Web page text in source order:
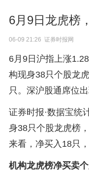
6月9日龙虎榜
06-09 21:26 证券时报网
6月9日沪指上涨
构现身38只个股龙
只。深沪股通席位
证券时报·数据宝统
身38只个股龙虎榜
来看，净买入18只
机构龙虎榜净买卖